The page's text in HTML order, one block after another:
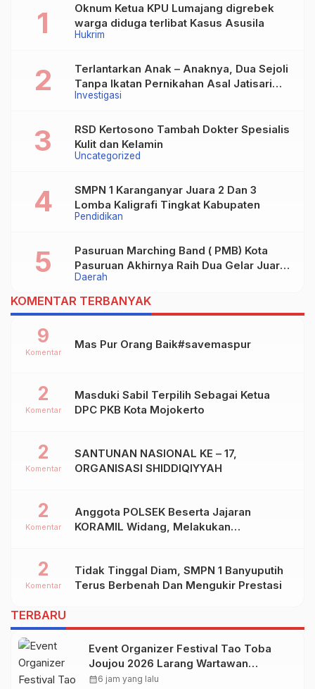
Hukrim
Oknum Ketua KPU Lumajang digrebek
warga diduga terlibat Kasus Asusila
Investigasi
Terlantarkan Anak – Anaknya, Dua Sejoli
Tanpa Ikatan Pernikahan Asal Jatisari
Kecamatan Geger Madiun dan Maospati
Uncategorized
RSD Kertosono Tambah Dokter Spesialis
Kulit dan Kelamin
Pendidikan
SMPN 1 Karanganyar Juara 2 Dan 3
Lomba Kaligrafi Tingkat Kabupaten
Daerah
Pasuruan Marching Band ( PMB) Kota
Pasuruan Akhirnya Raih Dua Gelar Juara
Dalam Kejurprov Jatim 2024
KOMENTAR TERBANYAK
Mas Pur Orang Baik#savemaspur
9
Komentar
Masduki Sabil Terpilih Sebagai Ketua
DPC PKB Kota Mojokerto
2
Komentar
SANTUNAN NASIONAL KE – 17,
ORGANISASI SHIDDIQIYYAH
2
Komentar
Anggota POLSEK Beserta Jajaran
KORAMIL Widang, Melakukan
Kab.TUBAN
2
Komentar
Tidak Tinggal Diam, SMPN 1 Banyuputih
Terus Berbenah Dan Mengukir Prestasi
2
Komentar
TERBARU
Event Organizer Festival Tao Toba
Joujou 2026 Larang Wartawan
Samosir Untuk Dokumentasi di
calendar_month6 jam yang lalu